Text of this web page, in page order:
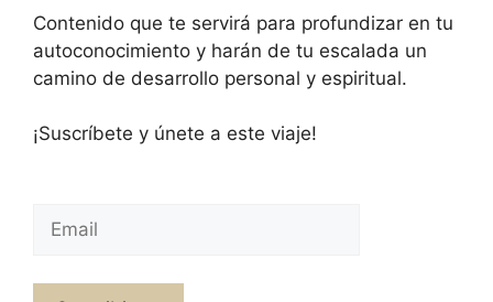
Contenido que te servirá para profundizar en tu
autoconocimiento y harán de tu escalada un
camino de desarrollo personal y espiritual.
¡Suscríbete y únete a este viaje!